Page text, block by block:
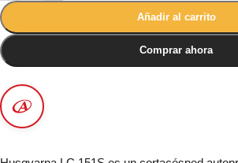
Añadir al carrito
Comprar ahora